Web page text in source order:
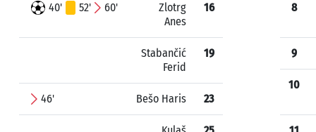
40' 52' 60'
Zlotrg
Anes
16
Stabančić
Ferid
19
46' Bešo Haris 23
8
9
10